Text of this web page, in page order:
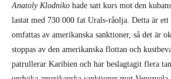
Anatoly Klodniko hade satt kurs mot den
lastat med 730 000 fat Urals-råolja. Detta är
omfattas av amerikanska sanktioner, så det är
stoppas av den amerikanska flottan och
patrullerar Karibien och har beslagtagit flera